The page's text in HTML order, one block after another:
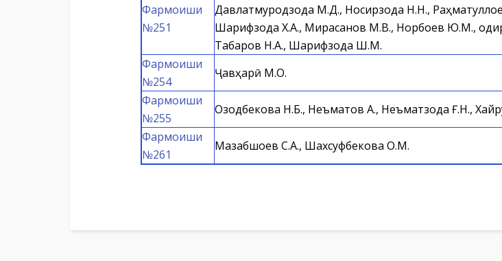
Фармоиши
№251
Давлатмуродзода М.Д., Носирзода Н.Н.,
Шарифзода Х.А., Мирасанов М.В., Норбоев Ю.М.,
Табаров Н.А., Шарифзода Ш.М.
Фармоиши
№254
Ҷавҳарӣ М.О.
Фармоиши
№255
Озодбекова Н.Б., Неъматов А., Неъматзода Ғ.Н.,
Фармоиши
№261
Мазабшоев С.А., Шахсуфбекова О.М.